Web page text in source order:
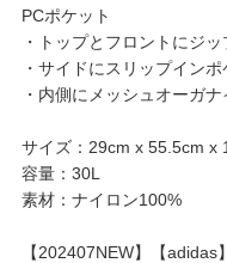
PCポケット
・トップとフロントにジッ
・サイドにスリップイン
・内側にメッシュオーガナ
サイズ：29cm x 55.5cm x
容量：30L
素材：ナイロン100%
【202407NEW】【adidas